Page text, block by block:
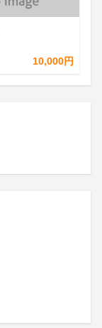
10,000円